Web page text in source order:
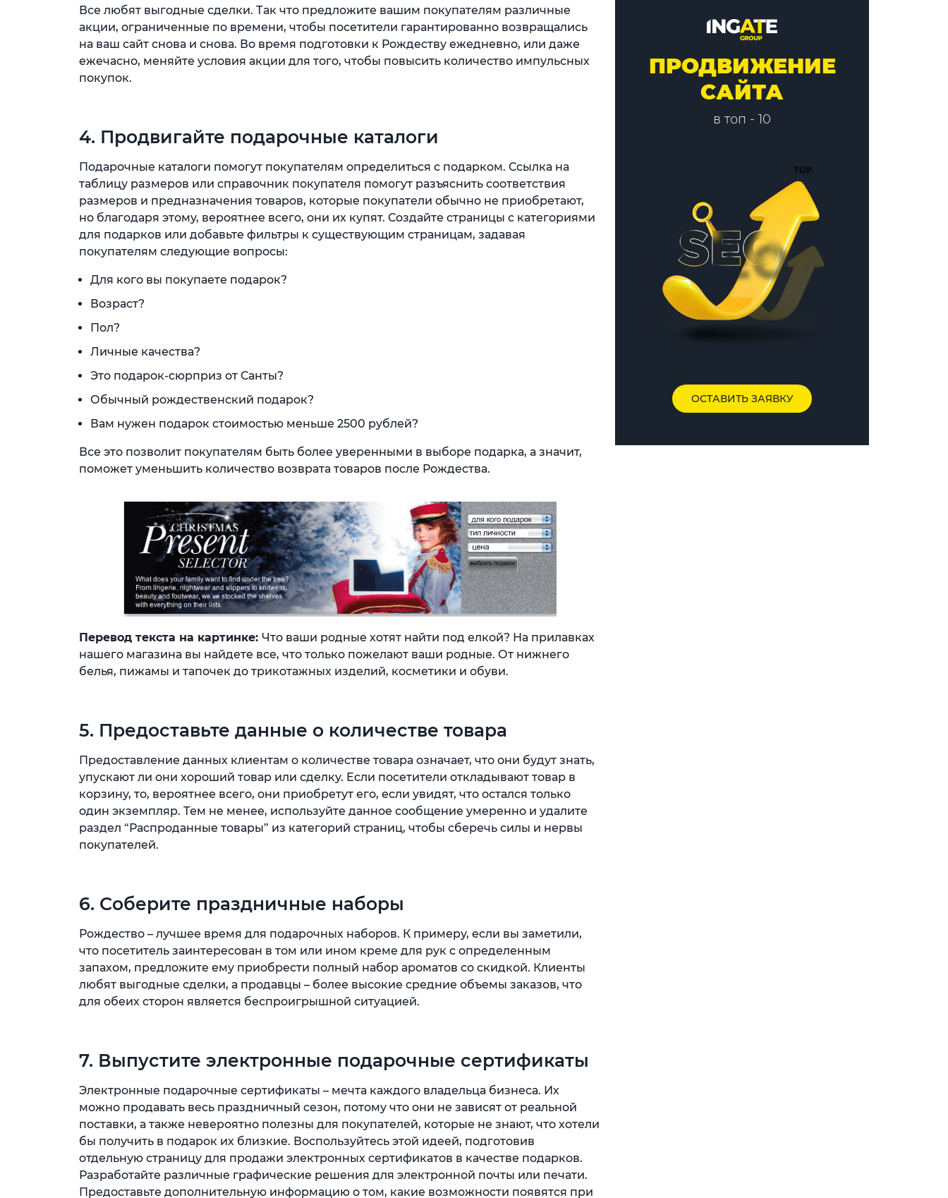
Все любят выгодные сделки. Так что предложите вашим покупателям различные
акции, ограниченные по времени, чтобы посетители гарантированно возвращались
на ваш сайт снова и снова. Во время подготовки к Рождеству ежедневно, или даже
ежечасно, меняйте условия акции для того, чтобы повысить количество импульсных
покупок.
4. Продвигайте подарочные каталоги
Подарочные каталоги помогут покупателям определиться с подарком. Ссылка на
таблицу размеров или справочник покупателя помогут разъяснить соответствия
размеров и предназначения товаров, которые покупатели обычно не приобретают,
но благодаря этому, вероятнее всего, они их купят. Создайте страницы c категориями
для подарков или добавьте фильтры к существующим страницам, задавая
покупателям следующие вопросы:
Для кого вы покупаете подарок?
Возраст?
Пол?
Личные качества?
Это подарок-сюрприз от Санты?
Обычный рождественский подарок?
Вам нужен подарок стоимостью меньше 2500 рублей?
Все это позволит покупателям быть более уверенными в выборе подарка, а значит,
поможет уменьшить количество возврата товаров после Рождества.
Перевод текста на картинке: Что ваши родные хотят найти под елкой? На прилавках
нашего магазина вы найдете все, что только пожелают ваши родные. От нижнего
белья, пижамы и тапочек до трикотажных изделий, косметики и обуви.
5. Предоставьте данные о количестве товара
Предоставление данных клиентам о количестве товара означает, что они будут знать,
упускают ли они хороший товар или сделку. Если посетители откладывают товар в
корзину, то, вероятнее всего, они приобретут его, если увидят, что остался только
один экземпляр. Тем не менее, используйте данное сообщение умеренно и удалите
раздел “Распроданные товары” из категорий страниц, чтобы сберечь силы и нервы
покупателей.
6. Соберите праздничные наборы
Рождество – лучшее время для подарочных наборов. К примеру, если вы заметили,
что посетитель заинтересован в том или ином креме для рук с определенным
запахом, предложите ему приобрести полный набор ароматов со скидкой. Клиенты
любят выгодные сделки, а продавцы – более высокие средние объемы заказов, что
для обеих сторон является беспроигрышной ситуацией.
7. Выпустите электронные подарочные сертификаты
Электронные подарочные сертификаты – мечта каждого владельца бизнеса. Их
можно продавать весь праздничный сезон, потому что они не зависят от реальной
поставки, а также невероятно полезны для покупателей, которые не знают, что хотели
бы получить в подарок их близкие. Воспользуйтесь этой идеей, подготовив
отдельную страницу для продажи электронных сертификатов в качестве подарков.
Разработайте различные графические решения для электронной почты или печати.
Предоставьте дополнительную информацию о том, какие возможности появятся при
ПРОДВИЖЕНИЕ
САЙТА
в топ - 10
ОСТАВИТЬ ЗАЯВКУ